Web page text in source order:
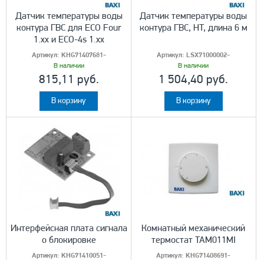
Датчик температуры воды
контура ГВС для ECO Four
1.xx и ECO-4s 1.xx
Артикул: KHG71407681-
В наличии
815,11 руб.
В корзину
Датчик температуры воды
контура ГВС, HT, длина 6 м
Артикул:LSX71000002-
В наличии
1 504,40 руб.
В корзину
Интерфейсная плата сигнала
о блокировке
Артикул: KHG71410051-
Комнатный механический
термостат TAM011MI
Артикул:KHG71408691-